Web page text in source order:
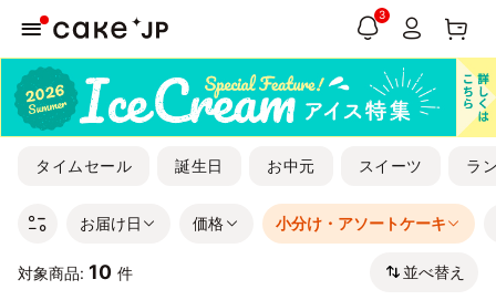
3
タイムセール 誕生日 お中元 スイーツ ラ
お届け日 価格 小分け・アソートケーキ
対象商品: 10 件 並べ替え